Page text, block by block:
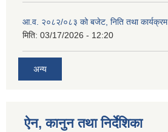
आ.व. २०८२/०८३ को बजेट, निति तथा कार्यक्रम
मिति: 03/17/2026 - 12:20
अन्य
ऐन, कानुन तथा निर्देशिका